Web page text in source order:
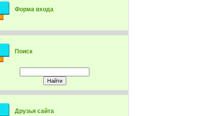
Форма входа
Поиск
Друзья сайта